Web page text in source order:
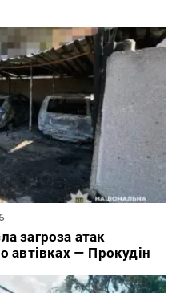
загроза атак
автівках — Прокудін